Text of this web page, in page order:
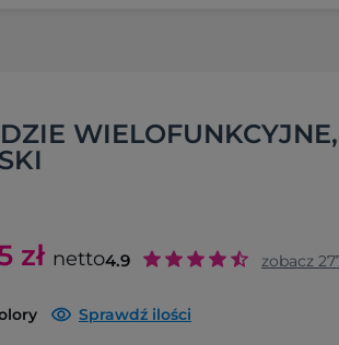
zł netto4.9 zobacz
Sprawdź ilości